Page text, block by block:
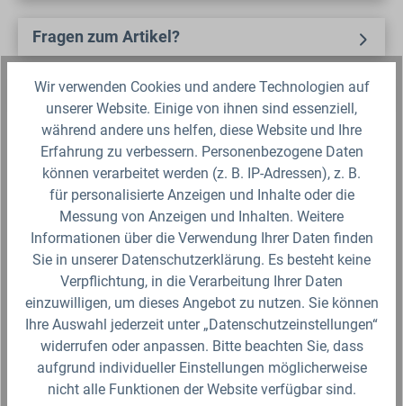
Fragen zum Artikel?
Produktbewertungen
Produktgalerie überspringen
Zubehör
Wir verwenden Cookies und andere Technologien auf
unserer Website. Einige von ihnen sind essenziell,
während andere uns helfen, diese Website und Ihre
Erfahrung zu verbessern. Personenbezogene Daten
können verarbeitet werden (z. B. IP-Adressen), z. B.
für personalisierte Anzeigen und Inhalte oder die
Messung von Anzeigen und Inhalten. Weitere
Informationen über die Verwendung Ihrer Daten finden
Sie in unserer Datenschutzerklärung. Es besteht keine
Verpflichtung, in die Verarbeitung Ihrer Daten
einzuwilligen, um dieses Angebot zu nutzen. Sie können
Ihre Auswahl jederzeit unter „Datenschutzeinstellungen“
widerrufen oder anpassen. Bitte beachten Sie, dass
aufgrund individueller Einstellungen möglicherweise
nicht alle Funktionen der Website verfügbar sind.